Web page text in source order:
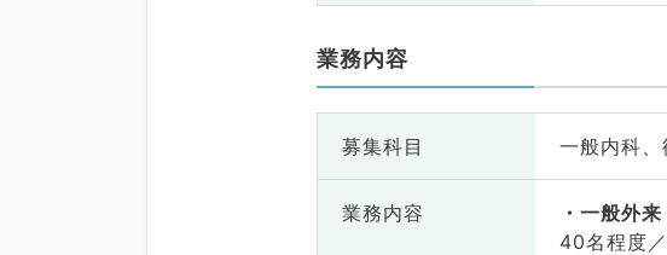
業務内容
募集科目 一般内科
業務内容
一般外来
40名程度